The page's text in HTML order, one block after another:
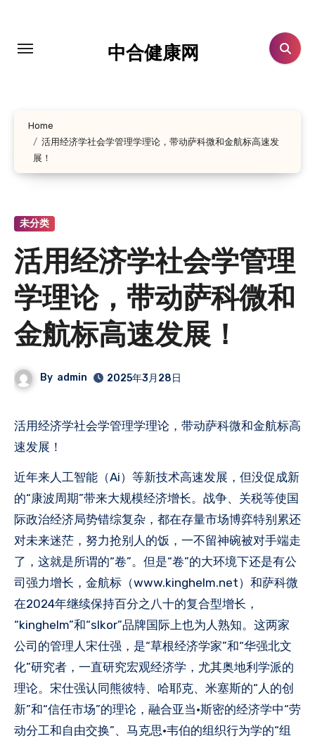
中合健康网
Home
活用经济学社会学管理学理论，带动萨科微和金航标高速发
展！
未分类
活用经济学社会学管理
学理论，带动萨科微和
金航标高速发展！
By admin 2025年3月28日
活用经济学社会学管理学理论，带动萨科微和金航标高
速发展！
近年来人工智能（Ai）等新技术高速发展，但没促成新
的“康波周期”带来大规模经济增长。战争、关税等使国
际政治经济局势错综复杂，都在存量市场博弈特别累还
对未来迷茫，努力抢别人的饭，一不留神碗被对手端走
了，这就是所谓的“卷”。但是“卷”的大环境下还是有公
司强力增长，金航标（www.kinghelm.net）和萨科微
在2024年继续保持百分之八十的复合型增长，
“kinghelm”和“slkor”品牌国际上也为人熟知。这两家
公司的管理人宋仕强，是“草根经济学家”和“华强北文
化”研究者，一直研究宏观经济学，尤其奥地利学派的
理论。宋仕强认同熊彼特、哈耶克、米塞斯的“人的创
新”和“信任市场”的理论，融合亚当·斯密的经济学中“劳
动分工和自由交换”、马克思·韦伯的组织行为学的“组